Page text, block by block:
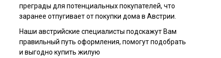
преграды для потенциальных покупателей, что
заранее отпугивает от покупки дома в Австрии.
Наши австрийские специалисты подскажут Вам
правильный путь оформления, помогут подобрать
и выгодно купить жилую